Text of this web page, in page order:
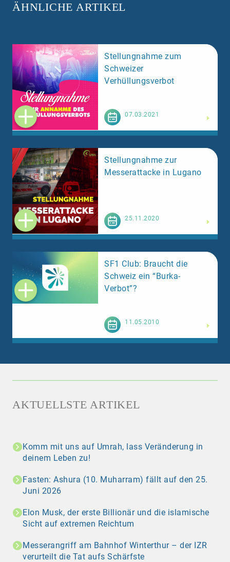
ÄHNLICHE ARTIKEL
Stellungnahme zum
Schweizer
Verhüllungsverbot
07.03.2021
Stellungnahme zur
Messerattacke in Lugano
25.11.2020
SF1 Club: Braucht die
Schweiz ein “Burka-
Verbot”?
11.05.2010
AKTUELLSTE ARTIKEL
Komm mit uns auf Umrah, lass Veränderung in
deinem Leben zu!
Fasten: Ashura (10. Muharram) fällt auf den 25.
Juni 2026
Elon Musk, der erste Billionär und die islamische
Sicht auf extremen Reichtum
Messerangriff am Bahnhof Winterthur – der IZR
verurteilt die Tat aufs Schärfste